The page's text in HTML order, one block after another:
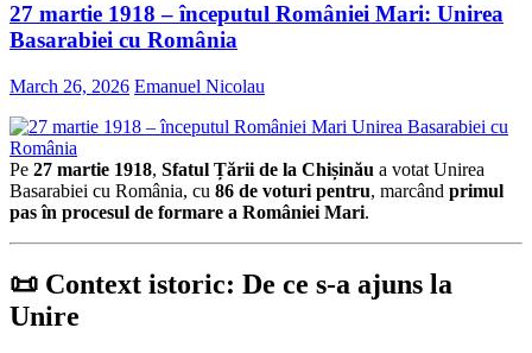
27 martie 1918 – începutul României Mari: Unirea
Basarabiei cu România
March 26, 2026 Emanuel Nicolau
Pe 27 martie 1918, Sfatul Țării de la Chișinău a votat Unirea
Basarabiei cu România, cu 86 de voturi pentru, marcând primul
pas în procesul de formare a României Mari.
📜 Context istoric: De ce s-a ajuns la
Unire